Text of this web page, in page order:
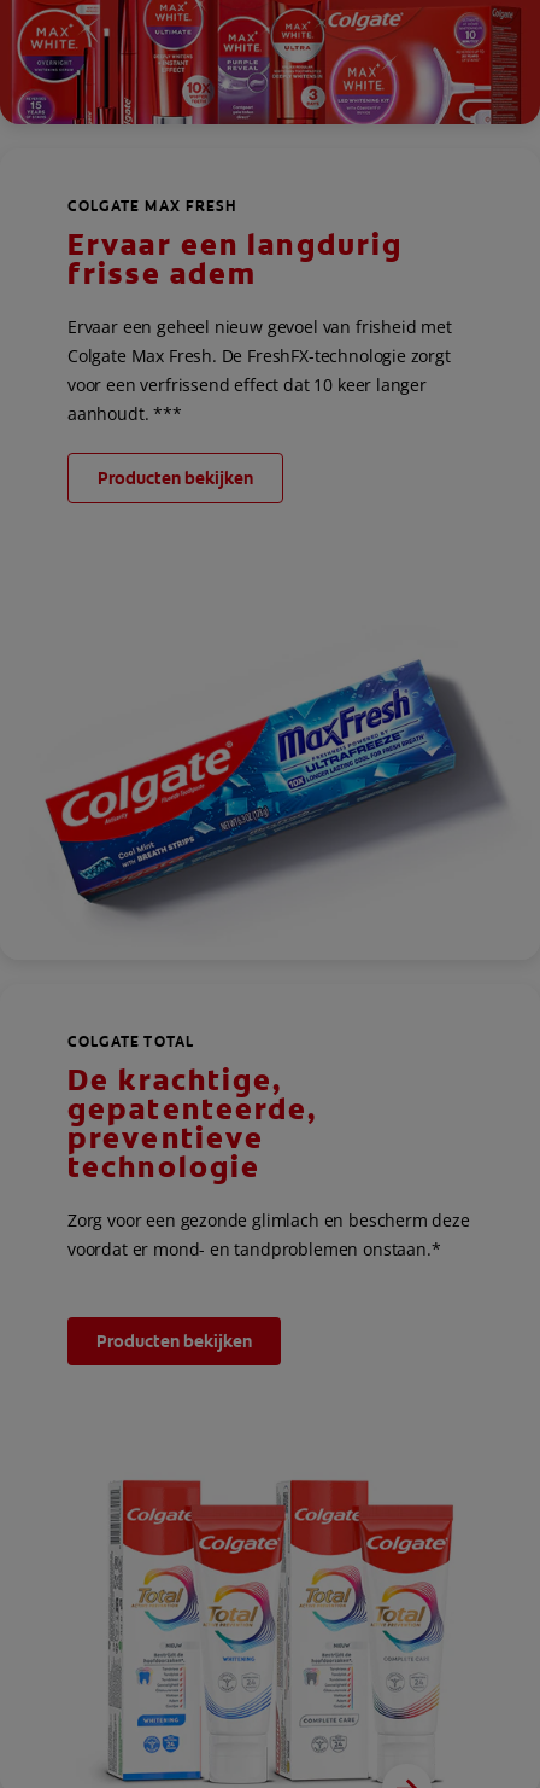
COLGATE MAX FRESH
Ervaar een langdurig
frisse adem
Ervaar een geheel nieuw gevoel van frisheid met
Colgate Max Fresh. De FreshFX-technologie zorgt
voor een verfrissend effect dat 10 keer langer
aanhoudt. ***
Producten bekijken
COLGATE TOTAL
De krachtige,
gepatenteerde,
preventieve
technologie
Zorg voor een gezonde glimlach en bescherm deze
voordat er mond- en tandproblemen onstaan.*
Producten bekijken